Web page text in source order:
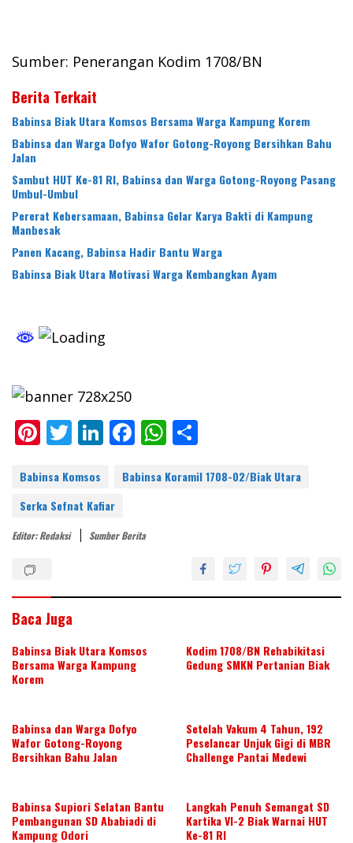
Sumber: Penerangan Kodim 1708/BN
Berita Terkait
Babinsa Biak Utara Komsos Bersama Warga Kampung Korem
Babinsa dan Warga Dofyo Wafor Gotong-Royong Bersihkan Bahu
Jalan
Sambut HUT Ke-81 RI, Babinsa dan Warga Gotong-Royong Pasang
Umbul-Umbul
Pererat Kebersamaan, Babinsa Gelar Karya Bakti di Kampung
Manbesak
Panen Kacang, Babinsa Hadir Bantu Warga
Babinsa Biak Utara Motivasi Warga Kembangkan Ayam
Pi
er
e
st
T
itt
er
Li
e
dI
F
e
o
W
at ar
Babinsa Komsos
Babinsa Koramil 1708-02/Biak Utara
Serka Sefnat Kafiar
Editor: Redaksi Sumber Berita
Baca Juga
Babinsa Biak Utara Komsos
Bersama Warga Kampung
Korem
Kodim 1708/BN Rehabikitasi
Gedung SMKN Pertanian Biak
Babinsa dan Warga Dofyo
Wafor Gotong-Royong
Bersihkan Bahu Jalan
Setelah Vakum 4 Tahun, 192
Peselancar Unjuk Gigi di MBR
Challenge Pantai Medewi
Babinsa Supiori Selatan Bantu
Pembangunan SD Ababiadi di
Kampung Odori
Langkah Penuh Semangat SD
Kartika VI-2 Biak Warnai HUT
Ke-81 RI